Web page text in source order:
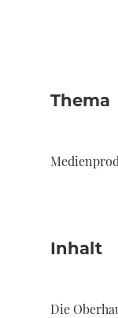
Thema
Inhalt
Die